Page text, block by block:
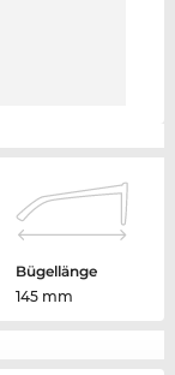
Bügellänge
145 mm